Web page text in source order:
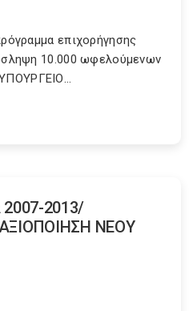
επιχορήγησης
10.000 ωφελούμενων
2013/
ΝΕΟΥ